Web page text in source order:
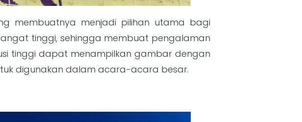
membuatnya menjadi pilihan utama bagi
tinggi, sehingga membuat pengalaman
tinggi dapat menampilkan gambar dengan
digunakan dalam acara-acara besar.